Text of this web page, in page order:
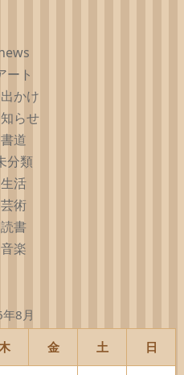
ート
かけ
らせ
書道
分類
生活
芸術
読書
音楽
8月
金 土 日